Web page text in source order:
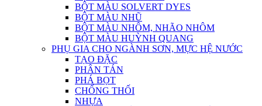
BỘT MÀU SOLVERT DYES
BỘT MÀU NHŨ
BỘT MÀU NHÔM, NHÃO NHÔM
BỘT MÀU HUỲNH QUANG
PHỤ GIA CHO NGÀNH SƠN, MỰC HỆ NƯỚC
TẠO ĐẶC
PHÂN TÁN
PHÁ BỌT
CHỐNG THỐI
NHỰA